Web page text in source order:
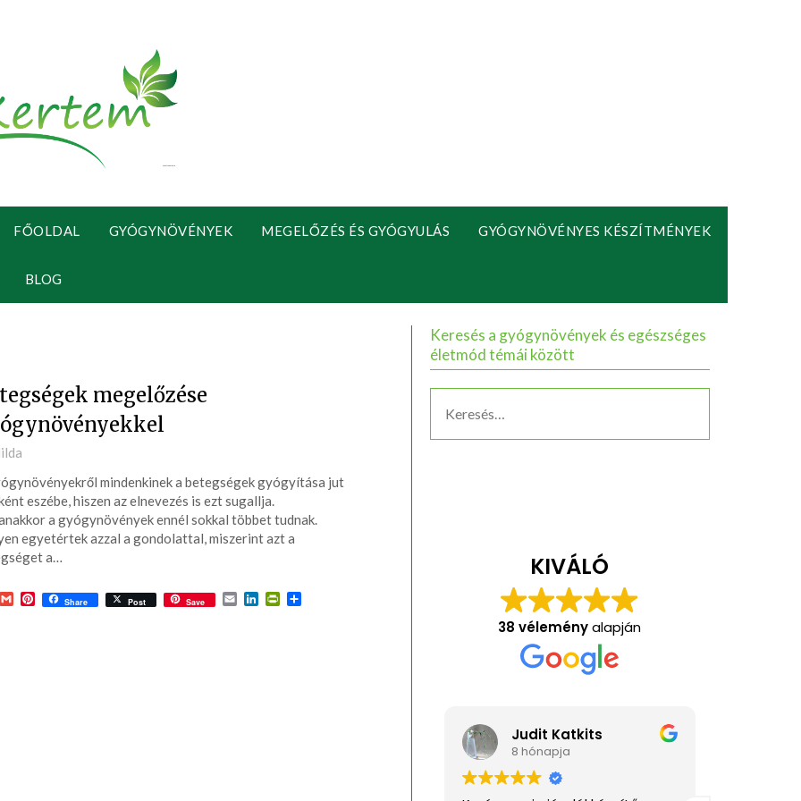
FŐOLDAL GYÓGYNÖVÉNYEK MEGELŐZÉS ÉS GYÓGYULÁS GYÓGYNÖVÉNYES KÉSZÍTMÉNYEK
BLOG
megelőzése
mindenkinek a betegségek gyógyítása jut
eszébe, hiszen az elnevezés is ezt sugallja.
a gyógynövények ennél sokkal többet tudnak.
egyetértek azzal a gondolattal, miszerint azt a
a…
GmailPinterest
Share Post Save EmailLinkedInPrintFriendly
Ossza
Keresés a gyógynövények és egészséges
életmód témái között
KIVÁLÓ
38 véleményalapján
Judit Katkits
8 hónapja